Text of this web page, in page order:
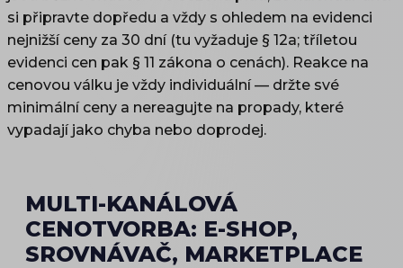
si připravte dopředu a vždy s ohledem na evidenci
nejnižší ceny za 30 dní (tu vyžaduje § 12a; tříletou
evidenci cen pak § 11 zákona o cenách). Reakce na
cenovou válku je vždy individuální — držte své
minimální ceny a nereagujte na propady, které
vypadají jako chyba nebo doprodej.
MULTI-KANÁLOVÁ
CENOTVORBA: E-SHOP,
SROVNÁVAČ, MARKETPLACE